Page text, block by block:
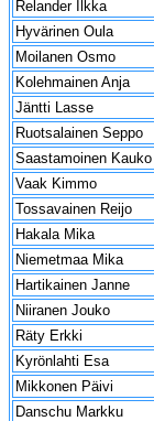
Relander Ilkka
Hyvärinen Oula
Moilanen Osmo
Kolehmainen Anja
Jäntti Lasse
Ruotsalainen Seppo
Saastamoinen Kauko
Vaak Kimmo
Tossavainen Reijo
Hakala Mika
Niemetmaa Mika
Hartikainen Janne
Niiranen Jouko
Räty Erkki
Kyrönlahti Esa
Mikkonen Päivi
Danschu Markku